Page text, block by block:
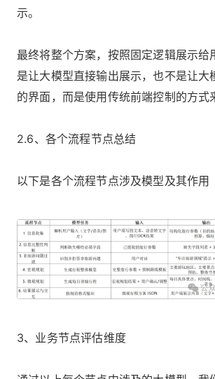
示。
最终将整个方案，按照固定逻辑展示给
是让大模型直接输出展示，也不是让大
的界面，而是使用传统前端控制的方式
2.6、各个流程节点总结
以下是各个流程节点涉及模型及其作用
3、业务节点评估维度